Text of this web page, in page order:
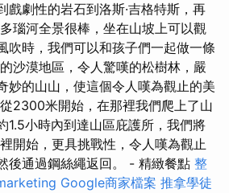
戲劇性的岩石到洛斯·吉格特斯，再
瑙河全景很棒，坐在山坡上可以觀
吹時，我們可以和孩子們一起做一條
沙漠地區，令人驚嘆的松樹林，嚴
妙的山山，使這個令人嘆為觀止的美
2300米開始，在那裡我們爬上了山
1.5小時內到達山區庇護所，我們將
開始，更具挑戰性，令人嘆為觀止
後通過鋼絲繩返回。 - 精緻餐點 整
Google商家檔案 推拿學徒